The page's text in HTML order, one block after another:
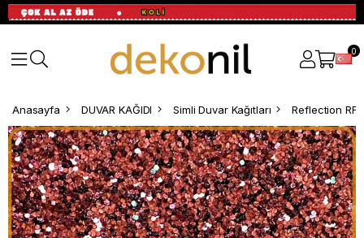
0
Anasayfa DUVAR KAĞIDI Simli Duvar Kağıtları Reflection RF-